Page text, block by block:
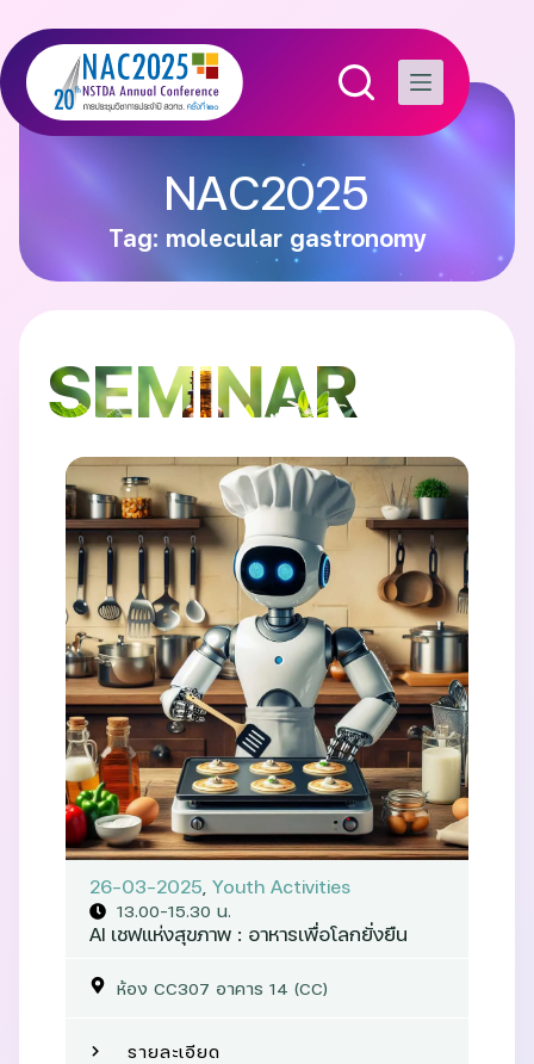
NAC2025
Tag: molecular gastronomy
SEMINAR
26-03-2025, Youth Activities
13.00-15.30 น.
AI เชฟแห่งสุขภาพ : อาหารเพื่อโลกยั่งยืน
ห้อง CC307 อาคาร 14 (CC)
รายละเอียด